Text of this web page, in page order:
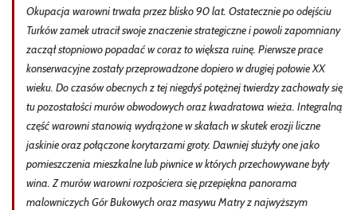
Okupacja warowni trwała przez blisko 90 lat. Ostatecznie po odejściu
Turków zamek utracił swoje znaczenie strategiczne i powoli zapomniany
zaczął stopniowo popadać w coraz to większa ruinę. Pierwsze prace
konserwacyjne zostały przeprowadzone dopiero w drugiej połowie XX
wieku. Do czasów obecnych z tej niegdyś potężnej twierdzy zachowały się
tu pozostałości murów obwodowych oraz kwadratowa wieża. Integralną
część warowni stanowią wydrążone w skałach w skutek erozji liczne
jaskinie oraz połączone korytarzami groty. Dawniej służyły one jako
pomieszczenia mieszkalne lub piwnice w których przechowywane były
wina. Z murów warowni rozpościera się przepiękna panorama
malowniczych Gór Bukowych oraz masywu Matry z najwyższym